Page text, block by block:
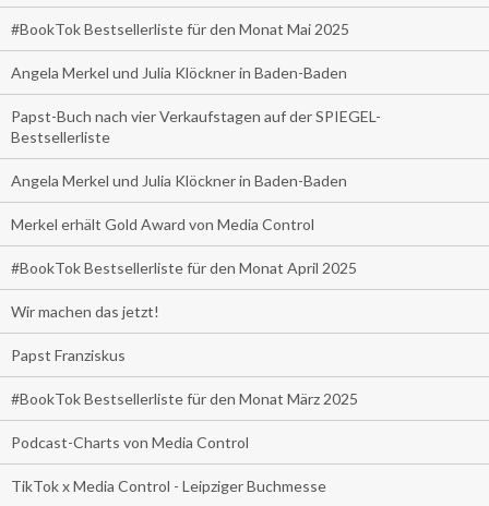
#BookTok Bestsellerliste für den Monat Mai 2025
Angela Merkel und Julia Klöckner in Baden-Baden
Papst-Buch nach vier Verkaufstagen auf der SPIEGEL-
Bestsellerliste
Angela Merkel und Julia Klöckner in Baden-Baden
Merkel erhält Gold Award von Media Control
#BookTok Bestsellerliste für den Monat April 2025
Wir machen das jetzt!
Papst Franziskus
#BookTok Bestsellerliste für den Monat März 2025
Podcast-Charts von Media Control
TikTok x Media Control - Leipziger Buchmesse